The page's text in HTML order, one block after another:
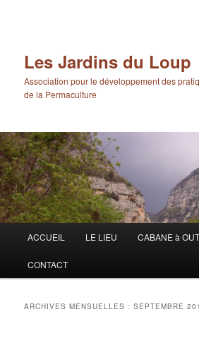
Les Jardins du Loup
Association pour le développement des
de la Permaculture
principal
ACCUEIL LE LIEU CABANE à
CONTACT
ARCHIVES MENSUELLES :SEPTEMBRE